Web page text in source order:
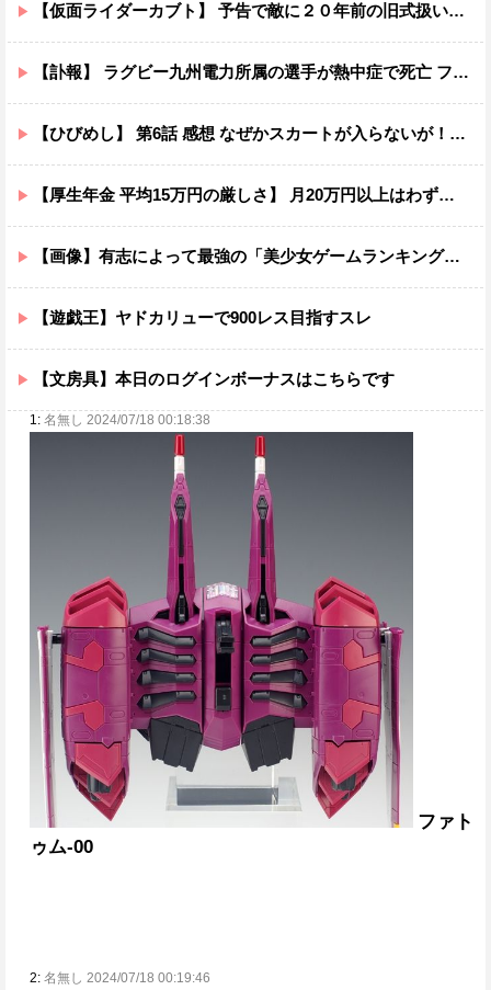
【仮面ライダーカブト】 予告で敵に２０年前の旧式扱いされてたけど…
【訃報】 ラグビー九州電力所属の選手が熱中症で死亡 フィジー出身の26歳
【ひびめし】 第6話 感想 なぜかスカートが入らないが！？【日々は過ぎれど飯うまし】
【厚生年金 平均15万円の厳しさ】 月20万円以上はわずか1.8割、高齢夫婦は毎月4.2万円の赤字に
【画像】有志によって最強の「美少女ゲームランキング」が発表！!！ あの名作も
【遊戯王】ヤドカリューで900レス目指すスレ
【文房具】本日のログインボーナスはこちらです
1: 名無し 2024/07/18 00:18:38
ファト
ゥム-00
2: 名無し 2024/07/18 00:19:46